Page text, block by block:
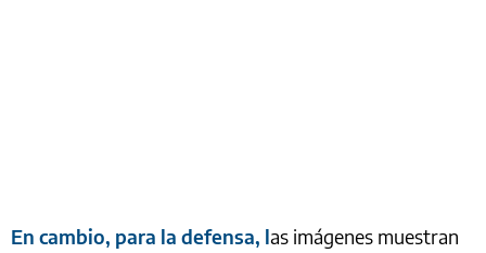
En cambio, para la defensa, las imágenes muestran